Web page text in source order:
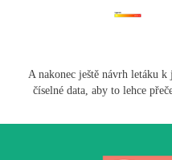
A nakonec ještě návrh letáku
číselné data, aby to lehce